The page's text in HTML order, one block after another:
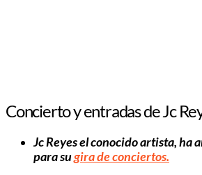
Concierto y entradas de Jc
Jc Reyes el conocido artista, ha
para sugira de conciertos.